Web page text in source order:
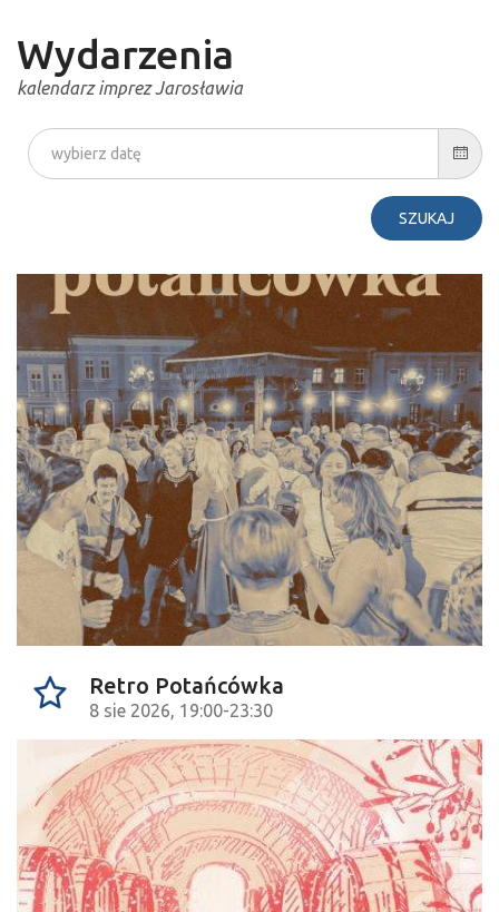
Wydarzenia
kalendarz imprez Jarosławia
SZUKAJ
Retro Potańcówka
8 sie 2026, 19:00-23:30